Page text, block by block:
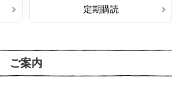
定期購読
ご案内